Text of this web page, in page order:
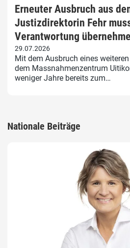
Erneuter Ausbruch aus
Justizdirektorin Fehr
Verantwortung
29.07.2026
Mit dem Ausbruch eines
dem Massnahmenzentrum
weniger Jahre bereits zum…
Nationale Beiträge